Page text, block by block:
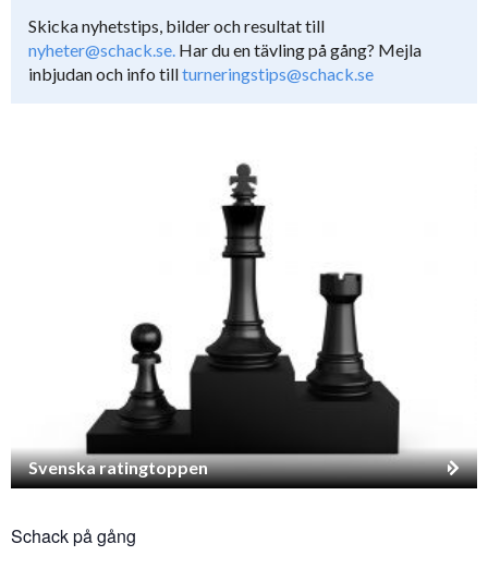
Skicka nyhetstips, bilder och resultat till
nyheter@schack.se. Har du en tävling på gång? Mejla
inbjudan och info tillturneringstips@schack.se
Svenska ratingtoppen
Schack på gång